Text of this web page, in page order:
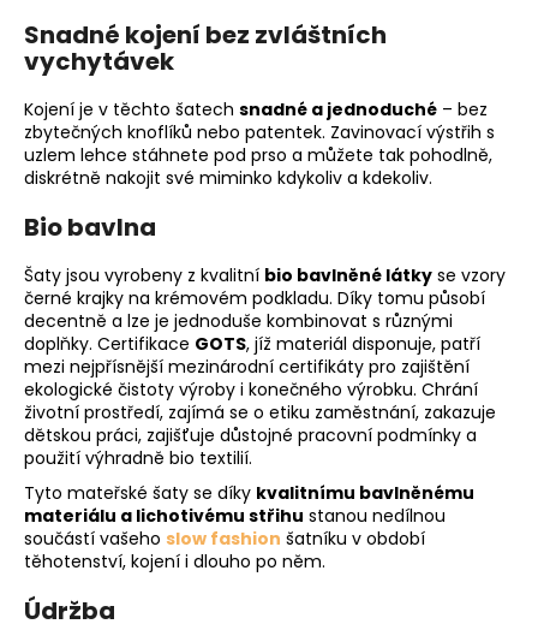
Snadné kojení bez zvláštních
vychytávek
Kojení je v těchto šatech snadné a jednoduché – bez
zbytečných knoflíků nebo patentek. Zavinovací výstřih s
uzlem lehce stáhnete pod prso a můžete tak pohodlně,
diskrétně nakojit své miminko kdykoliv a kdekoliv.
Bio bavlna
Šaty jsou vyrobeny z kvalitní bio bavlněné látky se vzory
černé krajky na krémovém podkladu. Díky tomu působí
decentně a lze je jednoduše kombinovat s různými
doplňky. Certifikace GOTS, jíž materiál disponuje, patří
mezi nejpřísnější mezinárodní certifikáty pro zajištění
ekologické čistoty výroby i konečného výrobku. Chrání
životní prostředí, zajímá se o etiku zaměstnání, zakazuje
dětskou práci, zajišťuje důstojné pracovní podmínky a
použití výhradně bio textilií.
Tyto mateřské šaty se díky kvalitnímu bavlněnému
materiálu a lichotivému střihu stanou nedílnou
součástí vašeho slow fashion šatníku v období
těhotenství, kojení i dlouho po něm.
Údržba